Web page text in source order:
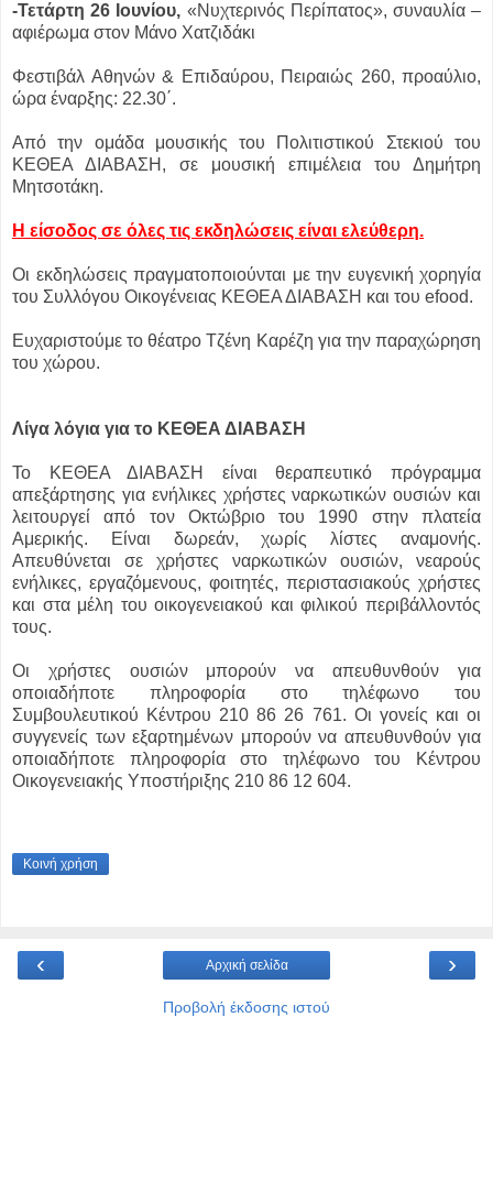
-Τετάρτη 26 Ιουνίου, «Νυχτερινός Περίπατος», συναυλία –
αφιέρωμα στον Μάνο Χατζιδάκι
Φεστιβάλ Αθηνών & Επιδαύρου, Πειραιώς 260, προαύλιο,
ώρα έναρξης: 22.30΄.
Από την ομάδα μουσικής του Πολιτιστικού Στεκιού του
ΚΕΘΕΑ ΔΙΑΒΑΣΗ, σε μουσική επιμέλεια του Δημήτρη
Μητσοτάκη.
Η είσοδος σε όλες τις εκδηλώσεις είναι ελεύθερη.
Οι εκδηλώσεις πραγματοποιούνται με την ευγενική χορηγία
του Συλλόγου Οικογένειας ΚΕΘΕΑ ΔΙΑΒΑΣΗ και του efood.
Ευχαριστούμε το θέατρο Τζένη Καρέζη για την παραχώρηση
του χώρου.
Λίγα λόγια για το ΚΕΘΕΑ ΔΙΑΒΑΣΗ
Το ΚΕΘΕΑ ΔΙΑΒΑΣΗ είναι θεραπευτικό πρόγραμμα
απεξάρτησης για ενήλικες χρήστες ναρκωτικών ουσιών και
λειτουργεί από τον Οκτώβριο του 1990 στην πλατεία
Αμερικής. Είναι δωρεάν, χωρίς λίστες αναμονής.
Απευθύνεται σε χρήστες ναρκωτικών ουσιών, νεαρούς
ενήλικες, εργαζόμενους, φοιτητές, περιστασιακούς χρήστες
και στα μέλη του οικογενειακού και φιλικού περιβάλλοντός
τους.
Οι χρήστες ουσιών μπορούν να απευθυνθούν για
οποιαδήποτε πληροφορία στο τηλέφωνο του
Συμβουλευτικού Κέντρου 210 86 26 761. Οι γονείς και οι
συγγενείς των εξαρτημένων μπορούν να απευθυνθούν για
οποιαδήποτε πληροφορία στο τηλέφωνο του Κέντρου
Οικογενειακής Υποστήριξης 210 86 12 604.
Κοινή χρήση
‹ ›
Αρχική σελίδα
Προβολή έκδοσης ιστού